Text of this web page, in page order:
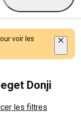
voir les
Donji
les filtres